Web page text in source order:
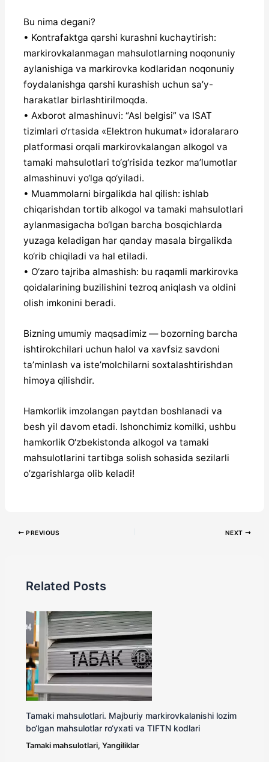
Bu nima degani?
• Kontrafaktga qarshi kurashni kuchaytirish:
markirovkalanmagan mahsulotlarning noqonuniy
aylanishiga va markirovka kodlaridan noqonuniy
foydalanishga qarshi kurashish uchun sa’y-
harakatlar birlashtirilmoqda.
• Axborot almashinuvi: “Asl belgisi” va ISAT
tizimlari o‘rtasida «Elektron hukumat» idoralararo
platformasi orqali markirovkalangan alkogol va
tamaki mahsulotlari to‘g‘risida tezkor ma’lumotlar
almashinuvi yo‘lga qo‘yiladi.
• Muammolarni birgalikda hal qilish: ishlab
chiqarishdan tortib alkogol va tamaki mahsulotlari
aylanmasigacha bo‘lgan barcha bosqichlarda
yuzaga keladigan har qanday masala birgalikda
ko‘rib chiqiladi va hal etiladi.
• O‘zaro tajriba almashish: bu raqamli markirovka
qoidalarining buzilishini tezroq aniqlash va oldini
olish imkonini beradi.
Bizning umumiy maqsadimiz — bozorning barcha
ishtirokchilari uchun halol va xavfsiz savdoni
ta’minlash va iste’molchilarni soxtalashtirishdan
himoya qilishdir.
Hamkorlik imzolangan paytdan boshlanadi va
besh yil davom etadi. Ishonchimiz komilki, ushbu
hamkorlik O‘zbekistonda alkogol va tamaki
mahsulotlarini tartibga solish sohasida sezilarli
o’zgarishlarga olib keladi!
PREVIOUS NEXT
Related Posts
Tamaki mahsulotlari. Majburiy markirovkalanishi lozim
bo‘lgan mahsulotlar ro‘yxati va TIFTN kodlari
Tamaki mahsulotlari, Yangiliklar